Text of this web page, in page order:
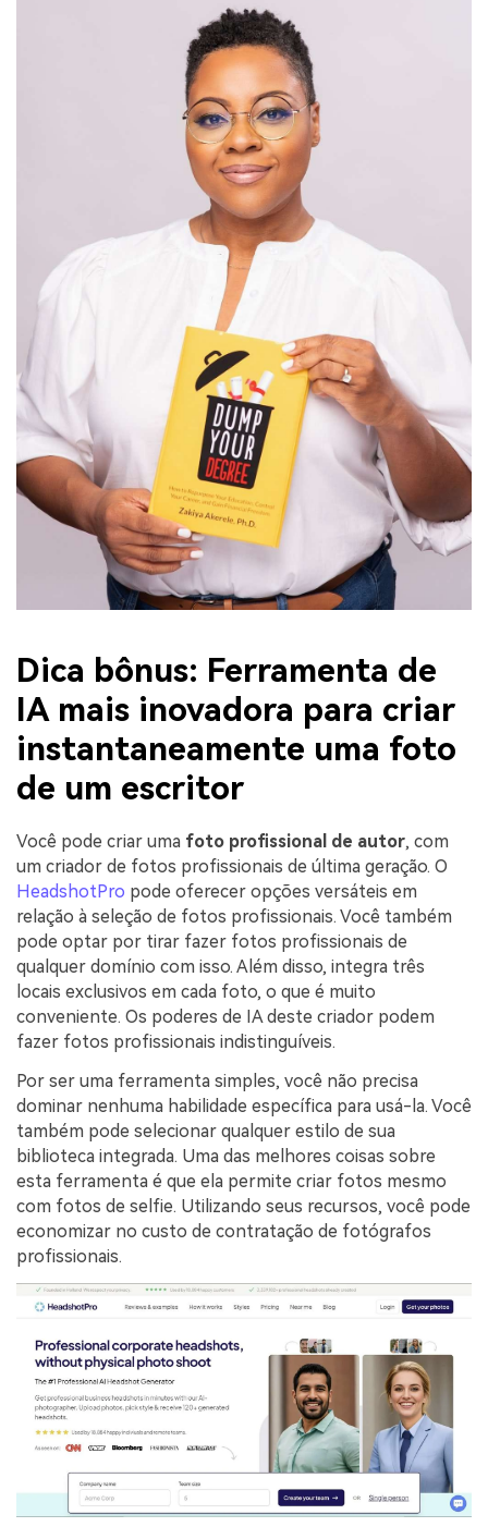
Dica bônus: Ferramenta de
IA mais inovadora para criar
instantaneamente uma foto
de um escritor
Você pode criar uma foto profissional de autor, com
um criador de fotos profissionais de última geração. O
HeadshotPro pode oferecer opções versáteis em
relação à seleção de fotos profissionais. Você também
pode optar por tirar fazer fotos profissionais de
qualquer domínio com isso. Além disso, integra três
locais exclusivos em cada foto, o que é muito
conveniente. Os poderes de IA deste criador podem
fazer fotos profissionais indistinguíveis.
Por ser uma ferramenta simples, você não precisa
dominar nenhuma habilidade específica para usá-la. Você
também pode selecionar qualquer estilo de sua
biblioteca integrada. Uma das melhores coisas sobre
esta ferramenta é que ela permite criar fotos mesmo
com fotos de selfie. Utilizando seus recursos, você pode
economizar no custo de contratação de fotógrafos
profissionais.